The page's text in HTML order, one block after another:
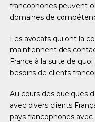
francophones peuvent
domaines de
Les avocats qui ont la
maintiennent des
France à la suite de
besoins de clients
Au cours des quelques
avec divers clients
pays francophones